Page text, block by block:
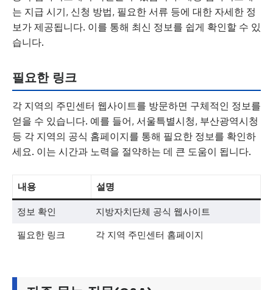
는 지급 시기, 신청 방법, 필요한 서류 등에 대한 자세한 정
보가 제공됩니다. 이를 통해 최신 정보를 쉽게 확인할 수 있
습니다.
필요한 링크
각 지역의 주민센터 웹사이트를 방문하면 구체적인 정보를
얻을 수 있습니다. 예를 들어, 서울특별시청, 부산광역시청
등 각 지역의 공식 홈페이지를 통해 필요한 정보를 확인하
세요. 이는 시간과 노력을 절약하는 데 큰 도움이 됩니다.
내용 설명
정보 확인 지방자치단체 공식 웹사이트
필요한 링크 각 지역 주민센터 홈페이지